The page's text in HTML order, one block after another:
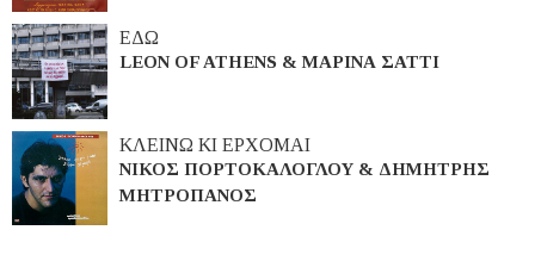
ΕΔΩ
LEON OF ATHENS & ΜΑΡΙΝΑ ΣΑΤΤΙ
ΚΛΕΙΝΩ ΚΙ ΕΡΧΟΜΑΙ
ΝΙΚΟΣ ΠΟΡΤΟΚΑΛΟΓΛΟΥ & ΔΗΜΗΤΡΗΣ
ΜΗΤΡΟΠΑΝΟΣ